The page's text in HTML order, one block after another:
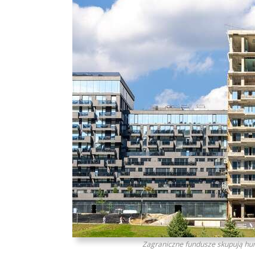
Zagraniczne fundusze skupują